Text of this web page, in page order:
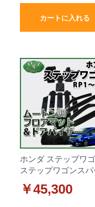
カートに入れる
ホンダ ステップワ
ステップワゴンスパ
&ラゲッジマット&ス
￥45,300